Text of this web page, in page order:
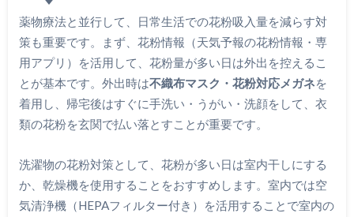
薬物療法と並行して、日常生活での花粉吸入量を減らす対
策も重要です。まず、花粉情報（天気予報の花粉情報・専
用アプリ）を活用して、花粉量が多い日は外出を控えるこ
とが基本です。外出時は不織布マスク・花粉対応メガネを
着用し、帰宅後はすぐに手洗い・うがい・洗顔をして、衣
類の花粉を玄関で払い落とすことが重要です。
洗濯物の花粉対策として、花粉が多い日は室内干しにする
か、乾燥機を使用することをおすすめします。室内では空
気清浄機（HEPAフィルター付き）を活用することで室内の